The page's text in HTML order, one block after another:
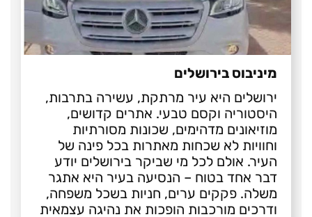
מיניבוס בירושלים
ירושלים היא עיר מרתקת, עשירה בתרבות,
היסטוריה וקסם טבעי. אתרים קדושים,
מוזיאונים מדהימים, שכונות מסורתיות
וחוויות לא שכחות מאתרות בכל פינה של
העיר. אולם לכל מי שביקר בירושלים יודע
דבר אחד בטוח – הנסיעה בעיר היא אתגר
משלה. פקקים ערים, חניות בשכל משפחה,
ודרכים מורכבות הופכות את נהיגה עצמאית